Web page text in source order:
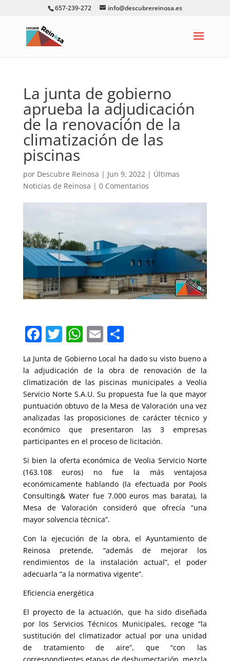
657-239-272 info@descubrereinosa.es
La junta de gobierno
aprueba la adjudicación
de la renovación de la
climatización de las
piscinas
por Descubre Reinosa | Jun 9, 2022| Últimas
Noticias de Reinosa | 0 Comentarios
F
a
c
e
b
o
o
k
T
w
itt
er
W
at
s
A
p
p
E
m
ai
l
C
o
m
p
ar
tir
La Junta de Gobierno Local ha dado su visto bueno a
la adjudicación de la obra de renovación de la
climatización de las piscinas municipales a Veolia
Servicio Norte S.A.U. Su propuesta fue la que mayor
puntuación obtuvo de la Mesa de Valoración una vez
analizadas las proposiciones de carácter técnico y
económico que presentaron las 3 empresas
participantes en el proceso de licitación.
Si bien la oferta económica de Veolia Servicio Norte
(163.108 euros) no fue la más ventajosa
económicamente hablando (la efectuada por Pools
Consulting& Water fue 7.000 euros mas barata), la
Mesa de Valoración consideró que ofrecía “una
mayor solvencia técnica”.
Con la ejecución de la obra, el Ayuntamiento de
Reinosa pretende, “además de mejorar los
rendimientos de la instalación actual”, el poder
adecuarla “a la normativa vigente”.
Eficiencia energética
El proyecto de la actuación, que ha sido diseñada
por los Servicios Técnicos Municipales, recoge “la
sustitución del climatizador actual por una unidad
de tratamiento de aire”, que “con las